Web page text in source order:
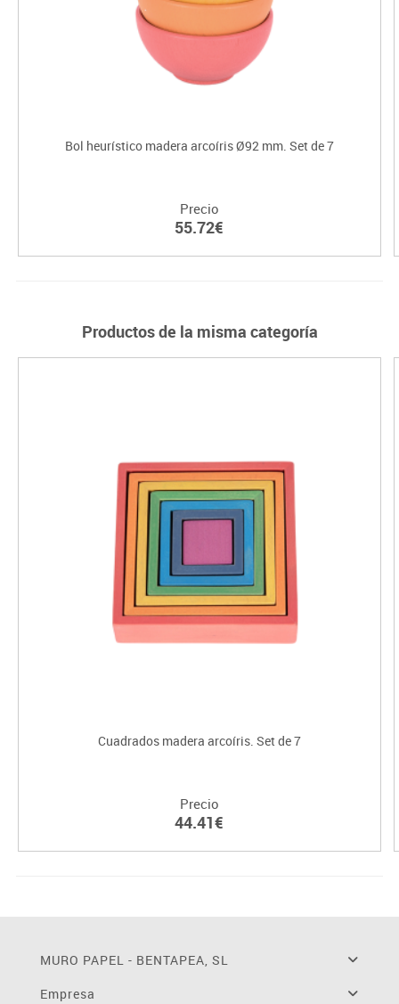
Bol heurístico madera arcoíris Ø92 mm. Set de 7
Precio
55.72€
Productos de la misma categoría
Cuadrados madera arcoíris. Set de 7
Precio
44.41€
MURO PAPEL - BENTAPEA, SL
Empresa